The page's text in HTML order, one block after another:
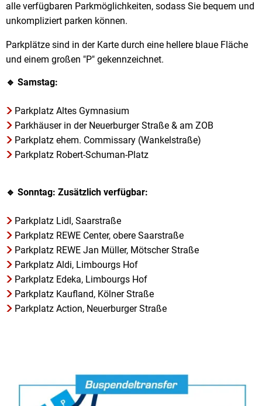
alle verfügbaren Parkmöglichkeiten, sodass Sie bequem und
unkompliziert parken können.
Parkplätze sind in der Karte durch eine hellere blaue Fläche
und einem großen "P" gekennzeichnet.
🔹 Samstag:
Parkplatz Altes Gymnasium
Parkhäuser in der Neuerburger Straße & am ZOB
Parkplatz ehem. Commissary (Wankelstraße)
Parkplatz Robert-Schuman-Platz
🔹 Sonntag: Zusätzlich verfügbar:
Parkplatz Lidl, Saarstraße
Parkplatz REWE Center, obere Saarstraße
Parkplatz REWE Jan Müller, Mötscher Straße
Parkplatz Aldi, Limbourgs Hof
Parkplatz Edeka, Limbourgs Hof
Parkplatz Kaufland, Kölner Straße
Parkplatz Action, Neuerburger Straße